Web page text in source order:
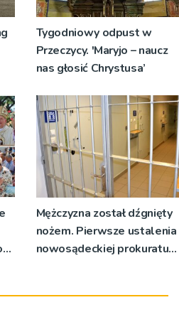
Tygodniowy odpust w
Przeczycy. 'Maryjo – naucz
nas głosić Chrystusa’
Mężczyzna został dźgnięty
nożem. Pierwsze ustalenia
nowosądeckiej prokuratury